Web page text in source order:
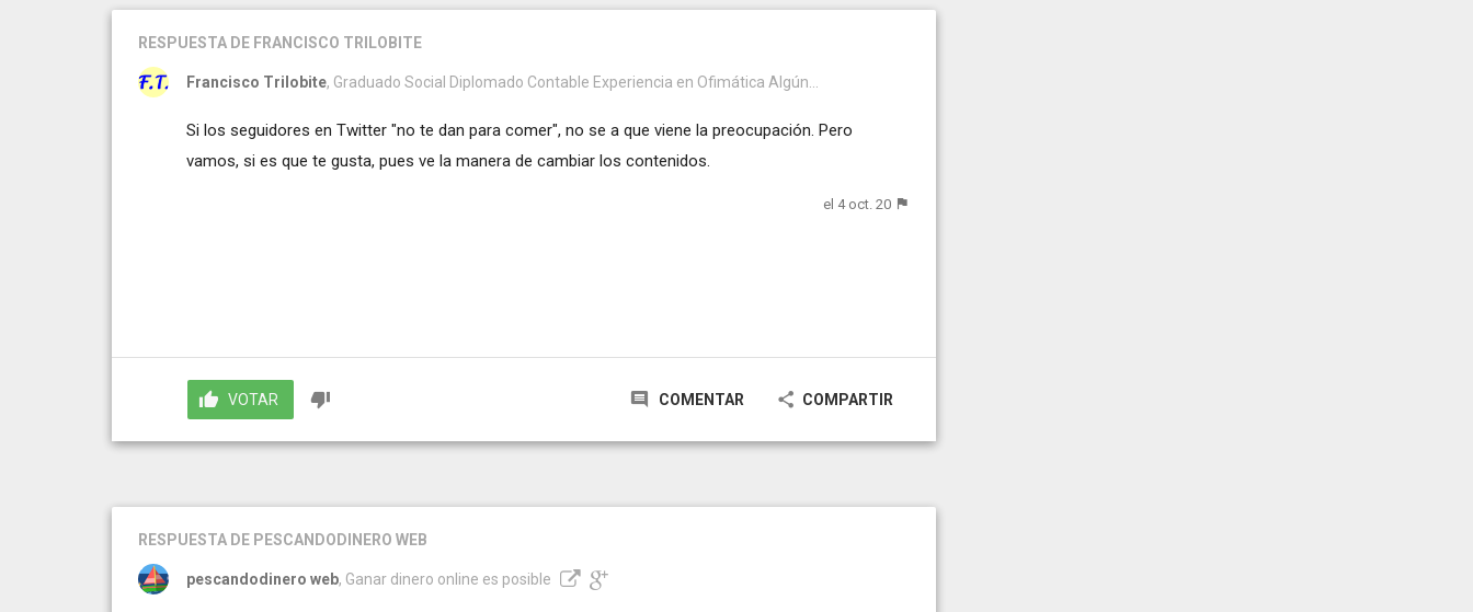
RESPUESTA DE FRANCISCO TRILOBITE
Francisco Trilobite, Graduado Social Diplomado Contable Experiencia en Ofimática Algún...
Si los seguidores en Twitter "no te dan para comer", no se a que viene la preocupación. Pero
vamos, si es que te gusta, pues ve la manera de cambiar los contenidos.
el 4 oct. 20
VOTAR COMENTAR COMPARTIR
RESPUESTA DE PESCANDODINERO WEB
pescandodinero web, Ganar dinero online es posible